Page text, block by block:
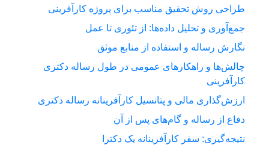
طراحی روش تحقیق مناسب برای پروژه کارآفرینی
جمع‌آوری و تحلیل داده‌ها: از تئوری تا عمل
نگارش رساله و استفاده از منابع موثق
چالش‌ها و راهکارهای عمومی در طول رساله دکتری
کارآفرینی
ارزش‌گذاری مالی و پتانسیل کارآفرینانه رساله دکتری
دفاع از رساله و گام‌های پس از آن
نتیجه‌گیری: سفر کارآفرینانه یک دکترا